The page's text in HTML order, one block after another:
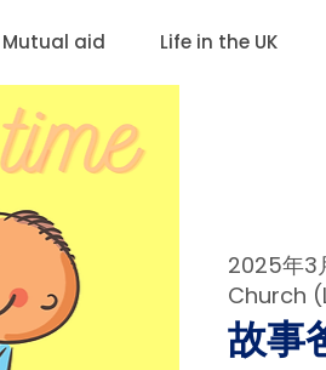
Mutual aid Life in the UK
2025年3
Church
故事